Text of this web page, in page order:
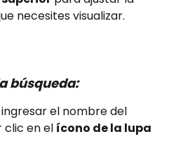
necesites visualizar.
búsqueda:
el nombre del
clic en el ícono de la lupa